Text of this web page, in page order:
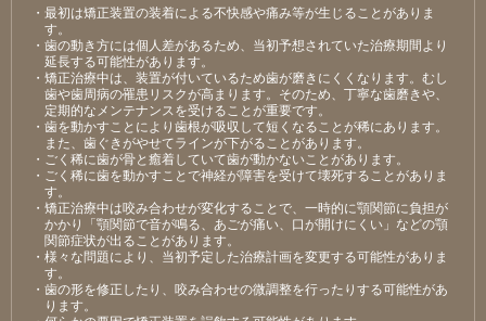
・最初は矯正装置の装着による不快感や痛み等が⽣じることがありま
す。
・⻭の動き⽅には個⼈差があるため、当初予想されていた治療期間より
延⻑する可能性があります。
・矯正治療中は、装置が付いているため⻭が磨きにくくなります。むし
⻭や⻭周病の罹患リスクが⾼まります。そのため、丁寧な⻭磨きや、
定期的なメンテナンスを受けることが重要です。
・⻭を動かすことにより⻭根が吸収して短くなることが稀にあります。
また、⻭ぐきがやせてラインが下がることがあります。
・ごく稀に⻭が⾻と癒着していて⻭が動かないことがあります。
・ごく稀に⻭を動かすことで神経が障害を受けて壊死することがありま
す。
・矯正治療中は咬み合わせが変化することで、⼀時的に顎関節に負担が
かかり「顎関節で⾳が鳴る、あごが痛い、⼝が開けにくい」などの顎
関節症状が出ることがあります。
・様々な問題により、当初予定した治療計画を変更する可能性がありま
す。
・⻭の形を修正したり、咬み合わせの微調整を⾏ったりする可能性があ
ります。